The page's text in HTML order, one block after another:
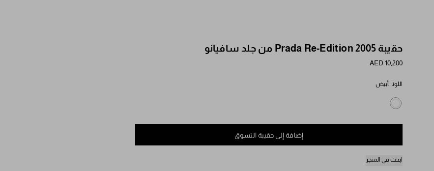
حقيبة Prada Re-Edition 2005 من جلد سافيانو
AED 10,200
اللون أبيض
إضافة إلى حقيبة التسوق
ابحث في المتجر